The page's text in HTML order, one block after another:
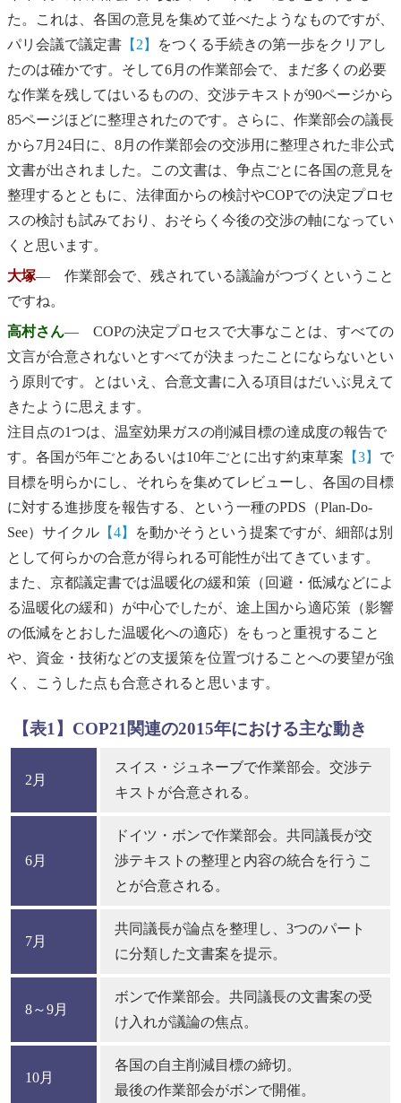
た。これは、各国の意見を集めて並べたようなものですが、
パリ会議で議定書 【2】
をつくる手続きの第一歩をクリアし
たのは確かです。そして6月の作業部会で、まだ多くの必要
な作業を残してはいるものの、交渉テキストが90ページから
85ページほどに整理されたのです。さらに、作業部会の議長
から7月24日に、8月の作業部会の交渉用に整理された非公式
文書が出されました。この文書は、争点ごとに各国の意見を
整理するとともに、法律面からの検討やCOPでの決定プロセ
スの検討も試みており、おそらく今後の交渉の軸になってい
くと思います。
大塚― 作業部会で、残されている議論がつづくということ
ですね。
高村さん― COPの決定プロセスで大事なことは、すべての
文言が合意されないとすべてが決まったことにならないとい
う原則です。とはいえ、合意文書に入る項目はだいぶ見えて
きたように思えます。
注目点の1つは、温室効果ガスの削減目標の達成度の報告で
す。各国が5年ごとあるいは10年ごとに出す約束草案 【3】 で
目標を明らかにし、それらを集めてレビューし、各国の目標
に対する進捗度を報告する、という一種のPDS（Plan-Do-
See）サイクル 【4】
を動かそうという提案ですが、細部は別
として何らかの合意が得られる可能性が出てきています。
また、京都議定書では温暖化の緩和策（回避・低減などによ
る温暖化の緩和）が中心でしたが、途上国から適応策（影響
の低減をとおした温暖化への適応）をもっと重視すること
や、資金・技術などの支援策を位置づけることへの要望が強
く、こうした点も合意されると思います。
【表1】COP21関連の2015年における主な動き
2月
スイス・ジュネーブで作業部会。交渉テ
キストが合意される。
6月
ドイツ・ボンで作業部会。共同議長が交
渉テキストの整理と内容の統合を行うこ
とが合意される。
7月
共同議長が論点を整理し、3つのパート
に分類した文書案を提示。
8～9月
ボンで作業部会。共同議長の文書案の受
け入れが議論の焦点。
10月
各国の自主削減目標の締切。
最後の作業部会がボンで開催。